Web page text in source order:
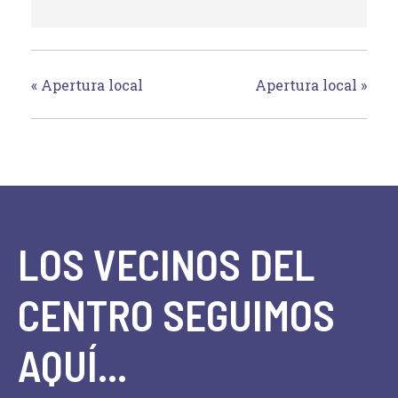
« Apertura local Apertura local »
LOS VECINOS DEL
CENTRO SEGUIMOS
AQUÍ...